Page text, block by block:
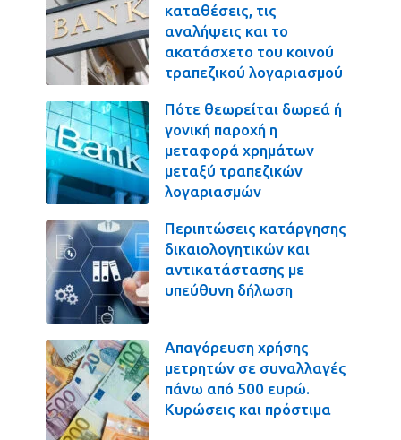
καταθέσεις, τις
αναλήψεις και το
ακατάσχετο του κοινού
τραπεζικού λογαριασμού
Πότε θεωρείται δωρεά ή
γονική παροχή η
μεταφορά χρημάτων
μεταξύ τραπεζικών
λογαριασμών
Περιπτώσεις κατάργησης
δικαιολογητικών και
αντικατάστασης με
υπεύθυνη δήλωση
Απαγόρευση χρήσης
μετρητών σε συναλλαγές
πάνω από 500 ευρώ.
Κυρώσεις και πρόστιμα